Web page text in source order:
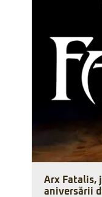
Arx Fatalis,
aniversării